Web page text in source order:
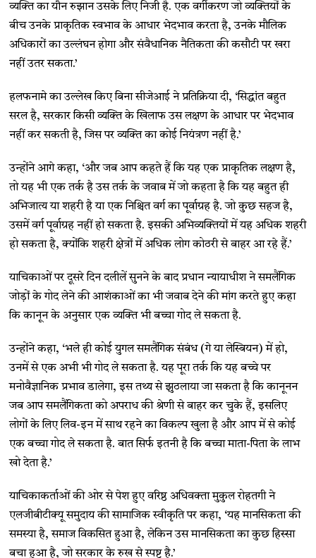
व्यक्ति का यौन रुझान उसके लिए निजी है. एक वर्गीकरण जो व्यक्तियों के
बीच उनके प्राकृतिक स्वभाव के आधार भेदभाव करता है, उनके मौलिक
अधिकारों का उल्लंघन होगा और संवैधानिक नैतिकता की कसौटी पर खरा
नहीं उतर सकता.’
हलफनामे का उल्लेख किए बिना सीजेआई ने प्रतिक्रिया दी, ‘सिद्धांत बहुत
सरल है, सरकार किसी व्यक्ति के खिलाफ उस लक्षण के आधार पर भेदभाव
नहीं कर सकती है, जिस पर व्यक्ति का कोई नियंत्रण नहीं है.’
उन्होंने आगे कहा, ‘और जब आप कहते हैं कि यह एक प्राकृतिक लक्षण है,
तो यह भी एक तर्क है उस तर्क के जवाब में जो कहता है कि यह बहुत ही
अभिजात्य या शहरी है या एक निश्चित वर्ग का पूर्वाग्रह है. जो कुछ सहज है,
उसमें वर्ग पूर्वाग्रह नहीं हो सकता है. इसकी अभिव्यक्तियों में यह अधिक शहरी
हो सकता है, क्योंकि शहरी क्षेत्रों में अधिक लोग कोठरी से बाहर आ रहे हैं.’
याचिकाओं पर दूसरे दिन दलीलें सुनने के बाद प्रधान न्यायाधीश ने समलैंगिक
जोड़ों के गोद लेने की आशंकाओं का भी जवाब देने की मांग करते हुए कहा
कि कानून के अनुसार एक व्यक्ति भी बच्चा गोद ले सकता है.
उन्होंने कहा, ‘भले ही कोई युगल समलैंगिक संबंध (गे या लेस्बियन) में हो,
उनमें से एक अभी भी गोद ले सकता है. यह पूरा तर्क कि यह बच्चे पर
मनोवैज्ञानिक प्रभाव डालेगा, इस तथ्य से झुठलाया जा सकता है कि कानूनन
जब आप समलैंगिकता को अपराध की श्रेणी से बाहर कर चुके हैं, इसलिए
लोगों के लिए लिव-इन में साथ रहने का विकल्प खुला है और आप में से कोई
एक बच्चा गोद ले सकता है. बात सिर्फ इतनी है कि बच्चा माता-पिता के लाभ
खो देता है.’
याचिकाकर्ताओं की ओर से पेश हुए वरिष्ठ अधिवक्ता मुकुल रोहतगी ने
एलजीबीटीक्यू समुदाय की सामाजिक स्वीकृति पर कहा, ‘यह मानसिकता की
समस्या है, समाज विकसित हुआ है, लेकिन उस मानसिकता का कुछ हिस्सा
बचा हुआ है, जो सरकार के रुख से स्पष्ट है.’